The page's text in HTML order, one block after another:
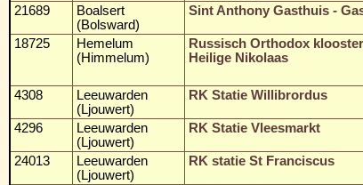
21689
Boalsert
(Bolsward)
Sint Anthony Gasthuis -
18725
Hemelum
(Himmelum)
Russisch Orthodox
Heilige Nikolaas
4308
Leeuwarden
(Ljouwert)
RK Statie Willibrordus
4296
Leeuwarden
(Ljouwert)
RK Statie Vleesmarkt
24013
Leeuwarden
(Ljouwert)
RK statie St Franciscus